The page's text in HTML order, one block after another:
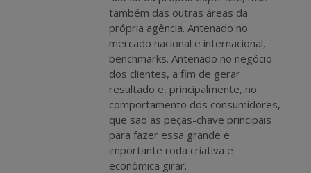
também das outras áreas da
própria agência. Antenado no
mercado nacional e internacional,
benchmarks. Antenado no negócio
dos clientes, a fim de gerar
resultado e, principalmente, no
comportamento dos consumidores,
que são as peças-chave principais
para fazer essa grande e
importante roda criativa e
econômica girar.